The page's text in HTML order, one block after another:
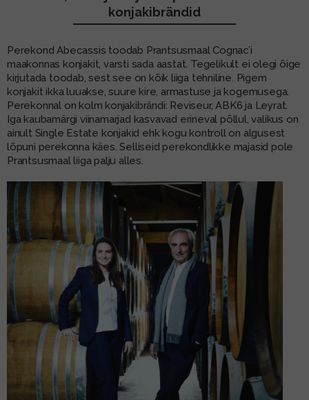
PIIRITUSJOOK
konjakibrändid
Perekond Abecassis toodab Prantsusmaal Cognac’i
maakonnas konjakit, varsti sada aastat. Tegelikult ei olegi õige
kirjutada toodab, sest see on kõik liiga tehniline. Pigem
konjakit ikka luuakse, suure kire, armastuse ja kogemusega.
Perekonnal on kolm konjakibrändi: Reviseur, ABK6 ja Leyrat.
Iga kaubamärgi viinamarjad kasvavad erineval põllul, valikus on
ainult Single Estate konjakid ehk kogu kontroll on algusest
lõpuni perekonna käes. Selliseid perekondlikke majasid pole
Prantsusmaal liiga palju alles.